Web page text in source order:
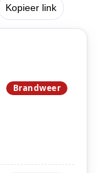
Kopieer link
Brandweer